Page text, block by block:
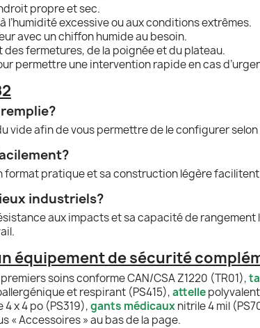
propre et sec.
l’humidité excessive ou aux conditions extrêmes.
avec un chiffon humide au besoin.
des fermetures, de la poignée et du plateau.
permettre une intervention rapide en cas
vide afin de vous permettre de le configurer
format pratique et sa construction légère
industriels?
aux impacts et sa capacité de
équipement de sécurité
soins conforme CAN/CSA Z1220 (TR01),
et respirant (PS415),attelle
4 x 4 po (PS319),gants médicauxnitrile 4 mil
« Accessoires » au bas de la page.